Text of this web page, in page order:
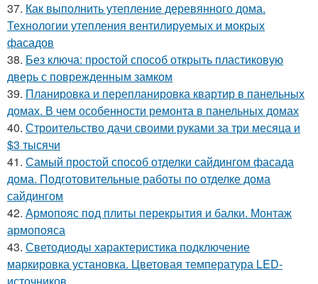
37. Как выполнить утепление деревянного дома.
Технологии утепления вентилируемых и мокрых
фасадов
38. Без ключа: простой способ открыть пластиковую
дверь с поврежденным замком
39. Планировка и перепланировка квартир в панельных
домах. В чем особенности ремонта в панельных домах
40. Строительство дачи своими руками за три месяца и
$3 тысячи
41. Самый простой способ отделки сайдингом фасада
дома. Подготовительные работы по отделке дома
сайдингом
42. Армопояс под плиты перекрытия и балки. Монтаж
армопояса
43. Светодиоды характеристика подключение
маркировка установка. Цветовая температура LED-